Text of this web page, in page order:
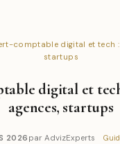
comptable digital et tech :
startups
digital et
agences, startups
2026par AdvizExperts